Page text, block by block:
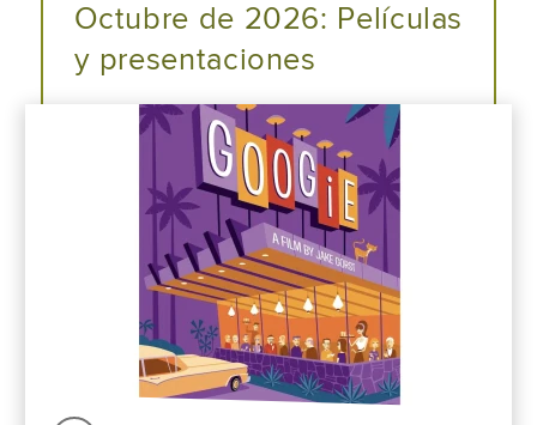
Octubre de 2026: Películas
y presentaciones